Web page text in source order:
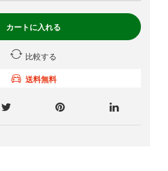
カートに入れる
比較する
送料無料